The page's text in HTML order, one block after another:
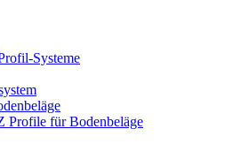
Systeme
Profile für Bodenbeläge